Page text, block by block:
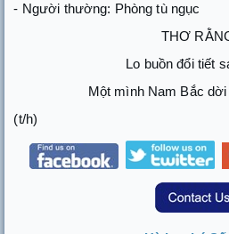
- Người thường: Phòng tù ngục
THƠ
Lo buồn đổi tiết
Một mình Nam Bắc
(t/h)